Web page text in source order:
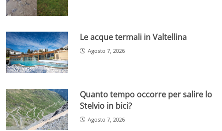
Le acque termali in Valtellina
Agosto 7, 2026
Quanto tempo occorre per salire lo
Stelvio in bici?
Agosto 7, 2026